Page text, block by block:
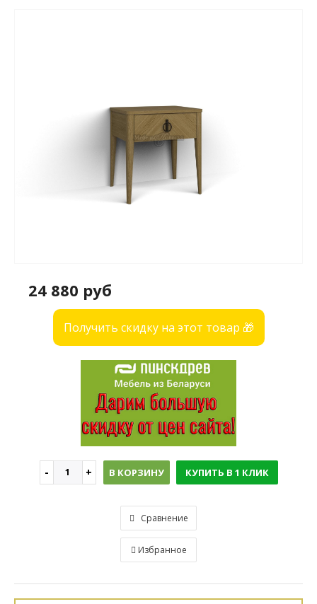
24 880 руб
Получить скидку на этот товар 🎁
В КОРЗИНУ КУПИТЬ В 1 КЛИК
Сравнение
Избранное